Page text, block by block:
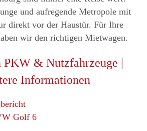
und aufregende Metropole mit
direkt vor der Haustür. Für Ihre
wir den richtigen Mietwagen.
PKW & Nutzfahrzeuge |
Informationen